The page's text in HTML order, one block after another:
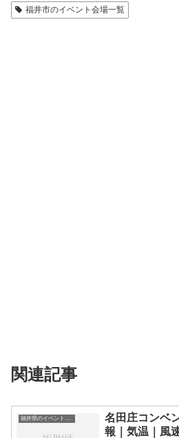
福井市のイベント会場一覧
関連記事
福井県のイベント会場一覧
名田庄コンベ
報｜気温｜風